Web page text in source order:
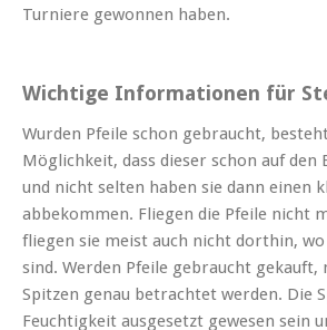
Turniere gewonnen haben.
Wichtige Informationen für
Wurden Pfeile schon gebraucht,
Möglichkeit, dass dieser schon auf den
und nicht selten haben sie dann einen
abbekommen. Fliegen die Pfeile nicht
fliegen sie meist auch nicht dorthin, wo
sind. Werden Pfeile gebraucht gekauft,
Spitzen genau betrachtet werden. Die
Feuchtigkeit ausgesetzt gewesen sein